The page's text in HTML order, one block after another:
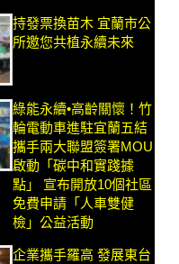
持發票換苗木 宜蘭市公
所邀您共植永續未來
綠能永續•高齡關懷！竹
輪電動車進駐宜蘭五結
攜手兩大聯盟簽署MOU
啟動「碳中和實踐據
點」 宣布開放10個社區
免費申請「人車雙健
檢」公益活動
企業攜手羅高 發展東台